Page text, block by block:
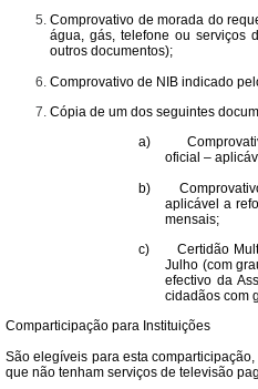
Comprovativo de morada do
água, gás, telefone ou serviços
outros documentos);
Comprovativo de NIB indicado
Cópia de um dos seguintes
a)
oficial –
b)
aplicável a
mensais;
c)
Certidão
Julho (com
efectivo da
cidadãos com
Comparticipação para Instituições
São elegíveis para esta
que não tenham serviços de televisão